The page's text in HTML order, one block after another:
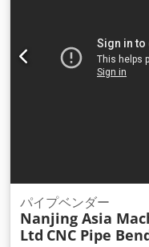
パイプベンダー
Nanjing Asia
Ltd CNC Pipe